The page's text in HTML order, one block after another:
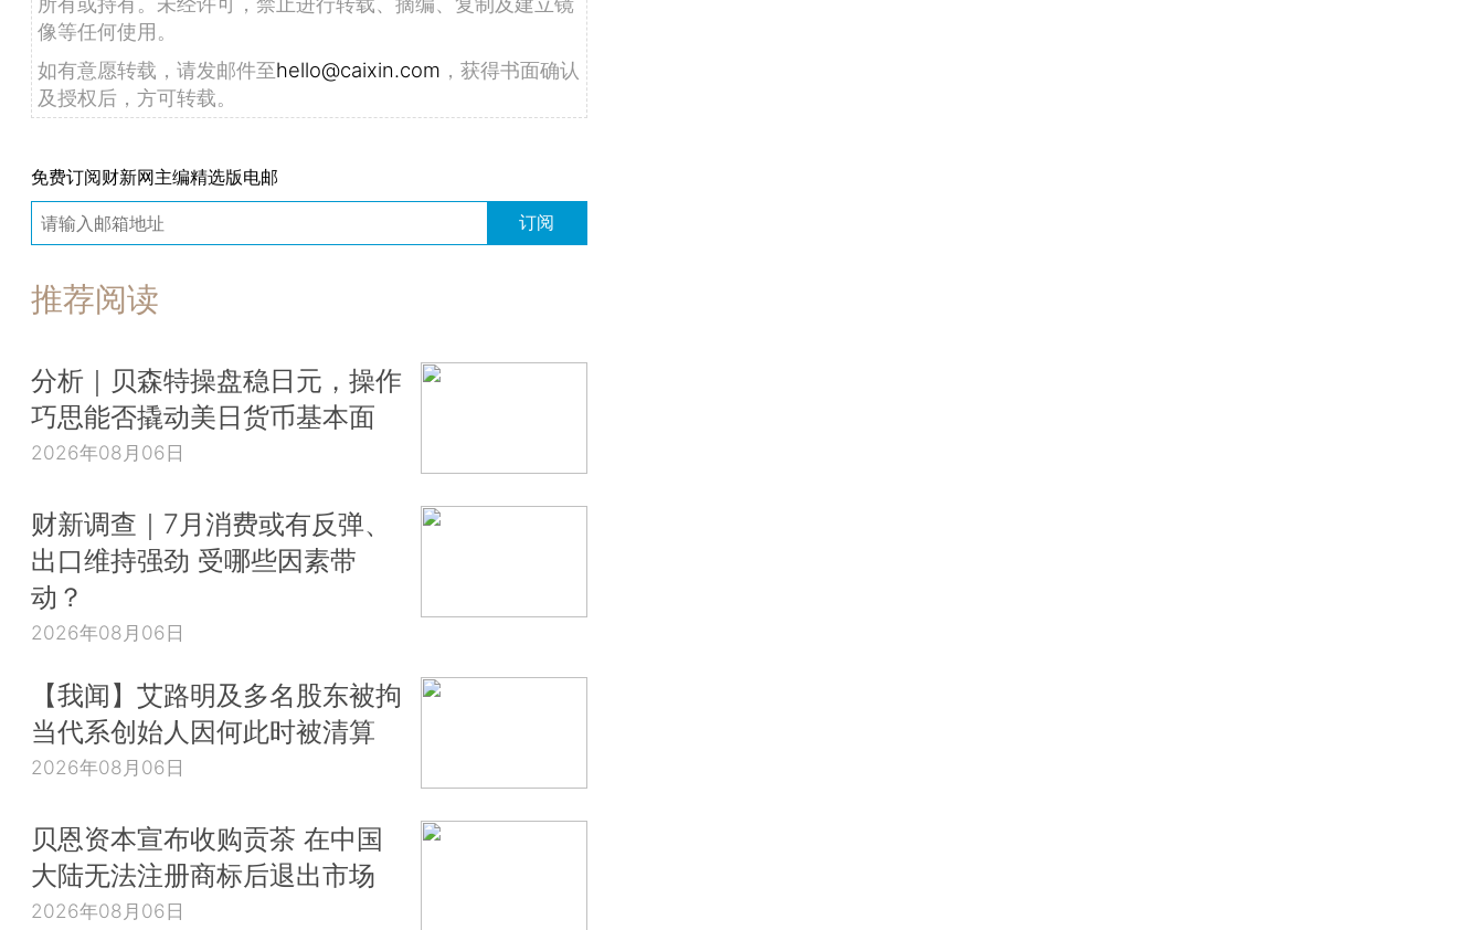
像等任何使用。
如有意愿转载，请发邮件至hello@caixin.com ，获得书面确认
及授权后，方可转载。
免费订阅财新网主编精选版电邮
订阅
推荐阅读
分析｜贝森特操盘稳日元，操作
巧思能否撬动美日货币基本面
2026年08月06日
财新调查｜7月消费或有反弹、
出口维持强劲 受哪些因素带
动？
2026年08月06日
【我闻】艾路明及多名股东被拘
当代系创始人因何此时被清算
2026年08月06日
贝恩资本宣布收购贡茶 在中国
大陆无法注册商标后退出市场
2026年08月06日